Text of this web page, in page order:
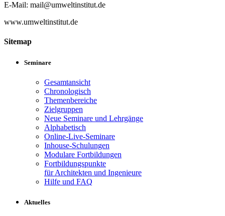
E-Mail: mail@umweltinstitut.de
www.umweltinstitut.de
Sitemap
Seminare
Gesamtansicht
Chronologisch
Themenbereiche
Zielgruppen
Neue Seminare und Lehrgänge
Alphabetisch
Online-Live-Seminare
Inhouse-Schulungen
Modulare Fortbildungen
Fortbildungspunkte
für Architekten und Ingenieure
Hilfe und FAQ
Aktuelles